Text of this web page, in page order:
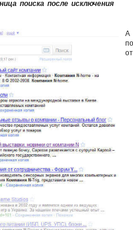
поиска после исключения
А